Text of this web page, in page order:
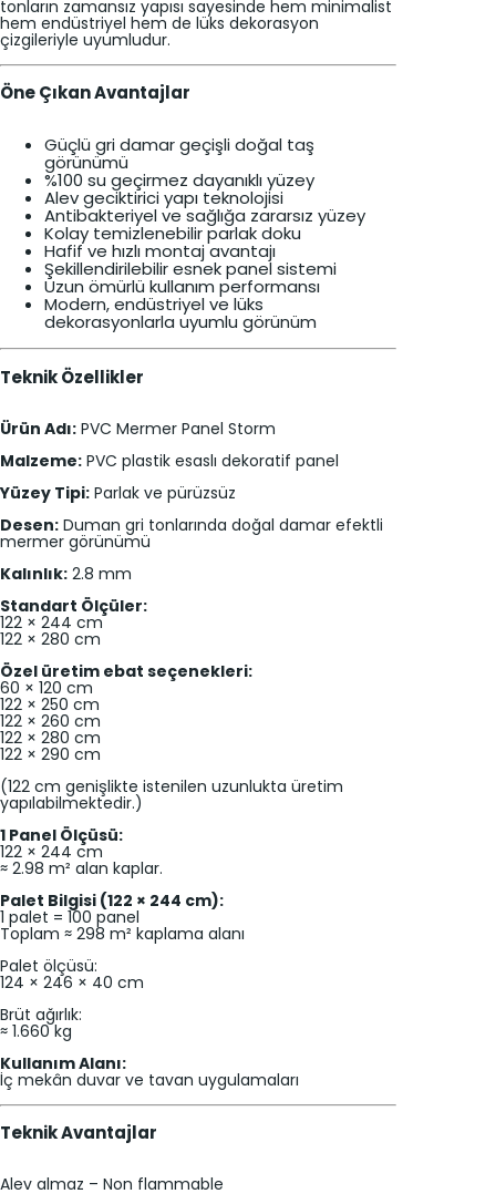
tonların zamansız yapısı sayesinde hem minimalist
hem endüstriyel hem de lüks dekorasyon
çizgileriyle uyumludur.
Öne Çıkan Avantajlar
Güçlü gri damar geçişli doğal taş
görünümü
%100 su geçirmez dayanıklı yüzey
Alev geciktirici yapı teknolojisi
Antibakteriyel ve sağlığa zararsız yüzey
Kolay temizlenebilir parlak doku
Hafif ve hızlı montaj avantajı
Şekillendirilebilir esnek panel sistemi
Uzun ömürlü kullanım performansı
Modern, endüstriyel ve lüks
dekorasyonlarla uyumlu görünüm
Teknik Özellikler
Ürün Adı: PVC Mermer Panel Storm
Malzeme: PVC plastik esaslı dekoratif panel
Yüzey Tipi: Parlak ve pürüzsüz
Desen: Duman gri tonlarında doğal damar efektli
mermer görünümü
Kalınlık: 2.8 mm
Standart Ölçüler:
122 × 244 cm
122 × 280 cm
Özel üretim ebat seçenekleri:
60 × 120 cm
122 × 250 cm
122 × 260 cm
122 × 280 cm
122 × 290 cm
(122 cm genişlikte istenilen uzunlukta üretim
yapılabilmektedir.)
1 Panel Ölçüsü:
122 × 244 cm
≈ 2.98 m² alan kaplar.
Palet Bilgisi (122 × 244 cm):
1 palet = 100 panel
Toplam ≈ 298 m² kaplama alanı
Palet ölçüsü:
124 × 246 × 40 cm
Brüt ağırlık:
≈ 1.660 kg
Kullanım Alanı:
İç mekân duvar ve tavan uygulamaları
Teknik Avantajlar
Alev almaz – Non flammable